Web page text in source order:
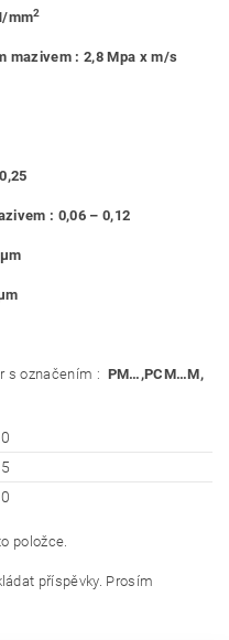
mm2
mazivem : 2,8 Mpa x m/s
: 0,06 – 0,12
s označením : PM…,PCM…M,
položce.
příspěvky. Prosím